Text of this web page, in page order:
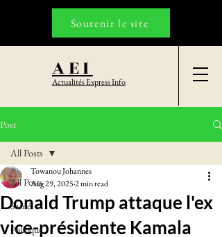
AEI
Actualités Express Info
Soutenir le site
Post
All Posts
Santé
Politique
All Posts
Donald Trump attaque l'ex
vice-présidente Kamala
Towanou Johannes
Aug 29, 20252 min read